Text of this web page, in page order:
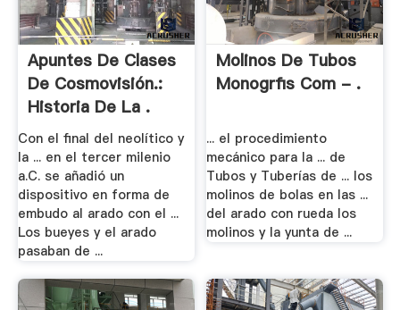
Apuntes De Clases
De Cosmovisión.:
Historia De La .
Con el final del neolítico y
la ... en el tercer milenio
a.C. se añadió un
dispositivo en forma de
embudo al arado con el ...
Los bueyes y el arado
pasaban de ...
Molinos De Tubos
Monogrfis Com - .
... el procedimiento
mecánico para la ... de
Tubos y Tuberías de ... los
molinos de bolas en las ...
del arado con rueda los
molinos y la yunta de ...